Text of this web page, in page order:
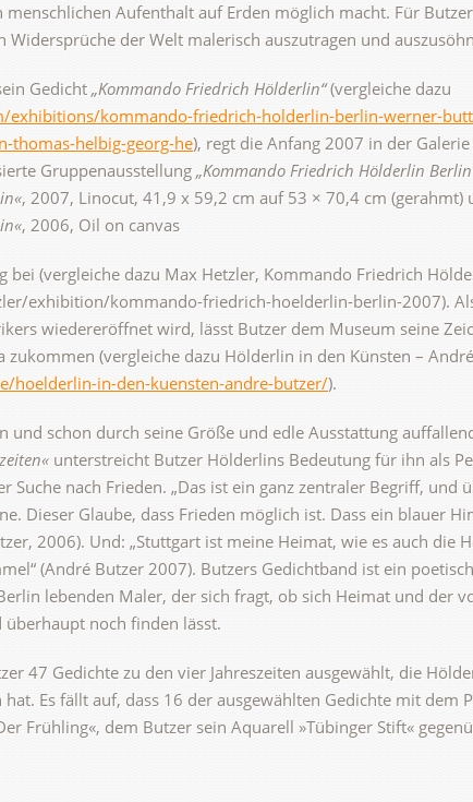
Aufenthalt auf Erden möglich macht. Für
der Welt malerisch auszutragen und
Gedicht„Kommando Friedrich Hölderlin“(vergleiche dazu
exhibitions/kommando-friedrich-holderlin-berlin-werner-
thomas-helbig-georg-he), regt die Anfang 2007 in der
Gruppenausstellung „Kommando Friedrich Hölderlin
, 2007, Linocut, 41,9 x 59,2 cm auf 53 × 70,4 cm
, 2006, Oil on canvas
bei (vergleiche dazu Max Hetzler, Kommando Friedrich
exhibition/kommando-friedrich-hoelderlin-berlin-2007).
wiedereröffnet wird, lässt Butzer dem Museum seine
zukommen (vergleiche dazu Hölderlin in den Künsten –
hoelderlin-in-den-kuensten-andre-butzer/).
und schon durch seine Größe und edle Ausstattung
unterstreicht Butzer Hölderlins Bedeutung für ihn als
Suche nach Frieden. „Das ist ein ganz zentraler Begriff, und
Dieser Glaube, dass Frieden möglich ist. Dass ein blauer
2006). Und: „Stuttgart ist meine Heimat, wie es auch die
(André Butzer 2007). Butzers Gedichtband ist ein
lebenden Maler, der sich fragt, ob sich Heimat und der
noch finden lässt.
47 Gedichte zu den vier Jahreszeiten ausgewählt, die
hat. Es fällt auf, dass 16 der ausgewählten Gedichte mit dem
Frühling«, dem Butzer sein Aquarell »Tübinger Stift«